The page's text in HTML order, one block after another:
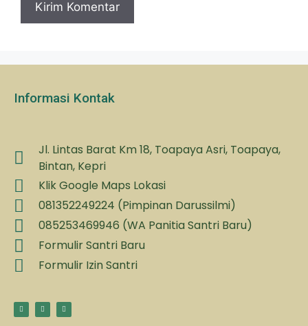
Informasi Kontak
Jl. Lintas Barat Km 18, Toapaya Asri, Toapaya,
Bintan, Kepri
Klik Google Maps Lokasi
081352249224 (Pimpinan Darussilmi)
085253469946 (WA Panitia Santri Baru)
Formulir Santri Baru
Formulir Izin Santri